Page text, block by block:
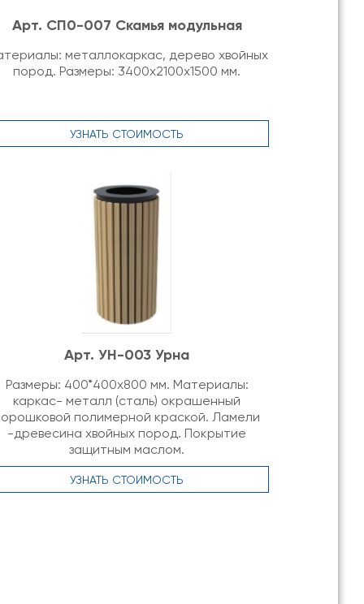
Арт. СП0-007 Скамья модульная
металлокаркас, дерево хвойных
пород. Размеры: 3400х2100х1500 мм.
УЗНАТЬ СТОИМОСТЬ
Арт. УН-003 Урна
Размеры: 400*400х800 мм. Материалы:
каркас- металл (сталь) окрашенный
полимерной краской. Ламели
-древесина хвойных пород. Покрытие
защитным маслом.
УЗНАТЬ СТОИМОСТЬ